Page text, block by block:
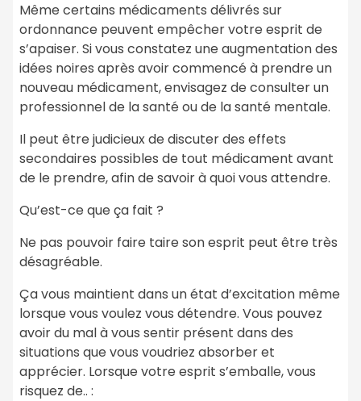
Même certains médicaments délivrés sur
ordonnance peuvent empêcher votre esprit de
s’apaiser. Si vous constatez une augmentation des
idées noires après avoir commencé à prendre un
nouveau médicament, envisagez de consulter un
professionnel de la santé ou de la santé mentale.
Il peut être judicieux de discuter des effets
secondaires possibles de tout médicament avant
de le prendre, afin de savoir à quoi vous attendre.
Qu’est-ce que ça fait ?
Ne pas pouvoir faire taire son esprit peut être très
désagréable.
Ça vous maintient dans un état d’excitation même
lorsque vous voulez vous détendre. Vous pouvez
avoir du mal à vous sentir présent dans des
situations que vous voudriez absorber et
apprécier. Lorsque votre esprit s’emballe, vous
risquez de.. :